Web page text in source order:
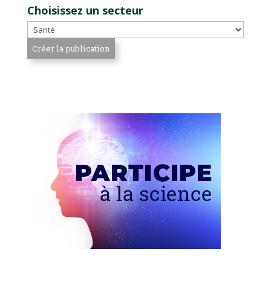
Choisissez un secteur